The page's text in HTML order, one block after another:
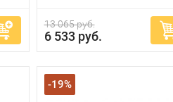
13 065 руб.
6 533 руб.
-19%